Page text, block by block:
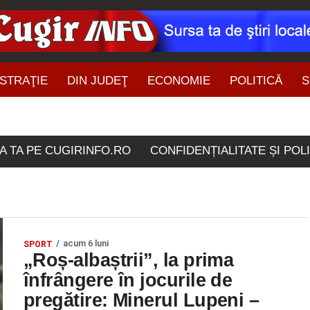
DIN JUDEŢ ECONOMIE POLITICĂ
TA PE CUGIRINFO.RO CONFIDENȚIALITATE ȘI
etichetate "7
SPORT acum 6 luni
„Roș-albaștrii”, la prima
înfrângere în jocurile de
pregătire: Minerul Lupeni –